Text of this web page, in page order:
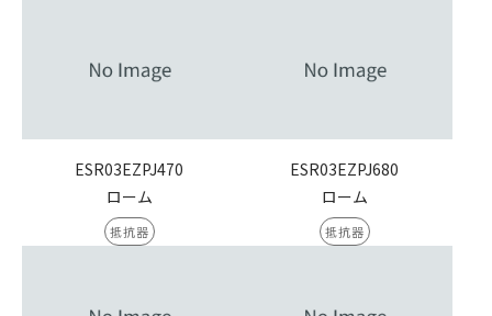
ESR03EZPJ470
ローム
抵抗器
ESR03EZPJ680
ローム
抵抗器